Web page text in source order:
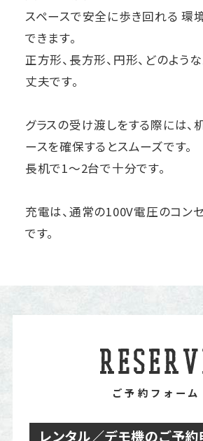
スペースで安全に歩き回れる 環
できます。
正方形、長方形、円形、どのよう
丈夫です。
グラスの受け渡しをする際には、
ースを確保するとスムーズです。
長机で1～2台で十分です。
充電は、通常の100V電圧のコン
です。
ご予約フォーム
レンタル／デモ機のご予